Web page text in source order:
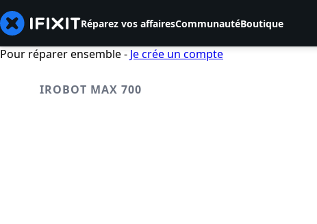
Réparez vos affairesCommunautéBoutique
Pour réparer ensemble - Je crée un compte
IROBOT MAX 700